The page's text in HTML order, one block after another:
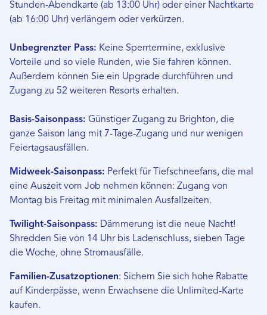
Stunden-Abendkarte (ab 13:00 Uhr) oder einer Nachtkarte
(ab 16:00 Uhr) verlängern oder verkürzen.
Unbegrenzter Pass: Keine Sperrtermine, exklusive
Vorteile und so viele Runden, wie Sie fahren können.
Außerdem können Sie ein Upgrade durchführen und
Zugang zu 52 weiteren Resorts erhalten.
Basis-Saisonpass: Günstiger Zugang zu Brighton, die
ganze Saison lang mit 7-Tage-Zugang und nur wenigen
Feiertagsausfällen.
Midweek-Saisonpass: Perfekt für Tiefschneefans, die mal
eine Auszeit vom Job nehmen können: Zugang von
Montag bis Freitag mit minimalen Ausfallzeiten.
Twilight-Saisonpass: Dämmerung ist die neue Nacht!
Shredden Sie von 14 Uhr bis Ladenschluss, sieben Tage
die Woche, ohne Stromausfälle.
Familien-Zusatzoptionen: Sichern Sie sich hohe Rabatte
auf Kinderpässe, wenn Erwachsene die Unlimited-Karte
kaufen.